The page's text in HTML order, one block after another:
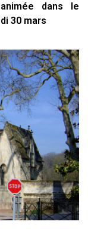
dans le
30 mars